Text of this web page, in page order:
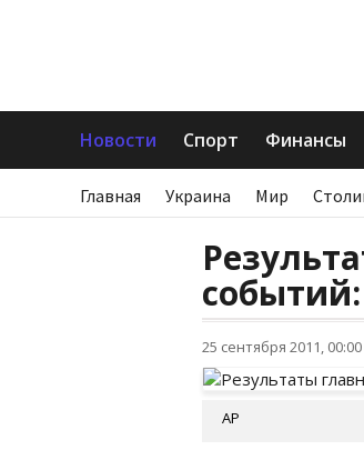
Новости Спорт Финансы
Главная Украина Мир
25 сентября 2011, 00:00
AP